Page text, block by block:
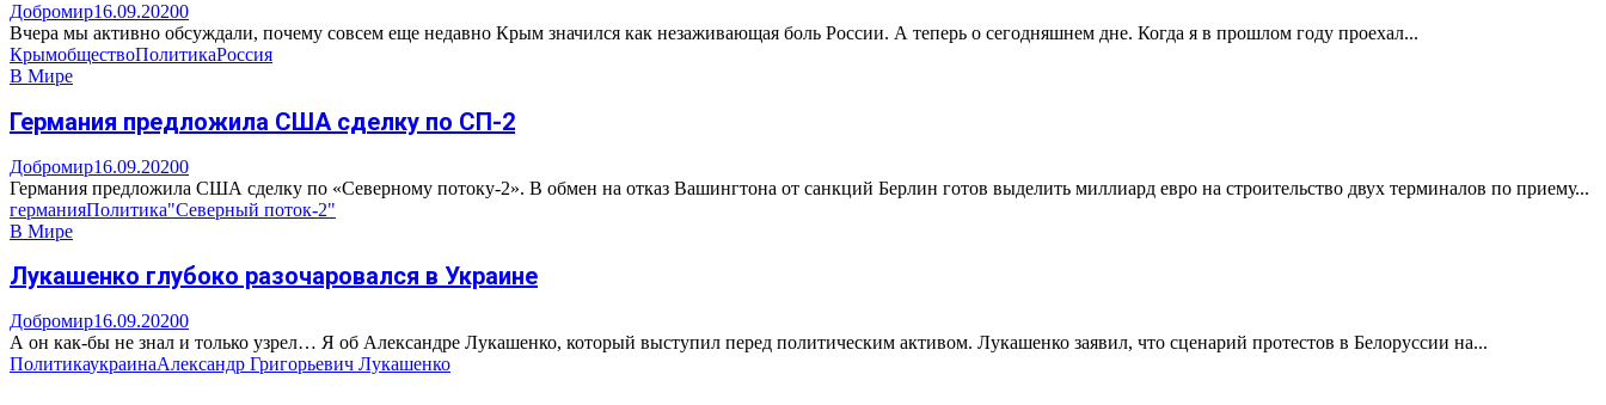
Добромир16.09.20200
Вчера мы активно обсуждали, почему совсем еще недавно Крым значился как незаживающая боль России. А теперь о сегодняшнем дне. Когда я в прошлом году проехал...
КрымобществоПолитикаРоссия
В Мире
Германия предложила США сделку по СП-2
Добромир16.09.20200
Германия предложила США сделку по «Северному потоку-2». В обмен на отказ Вашингтона от санкций Берлин готов выделить миллиард евро на строительство двух терминалов по приему...
германияПолитика"Северный поток-2"
В Мире
Лукашенко глубоко разочаровался в Украине
Добромир16.09.20200
А он как-бы не знал и только узрел… Я об Александре Лукашенко, который выступил перед политическим активом. Лукашенко заявил, что сценарий протестов в Белоруссии на...
ПолитикаукраинаАлександр Григорьевич Лукашенко